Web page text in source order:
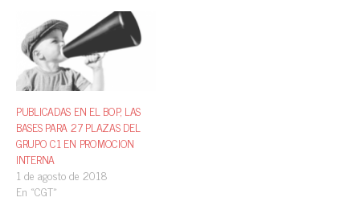
será el de veinte días naturales
a partir del…
PUBLICADAS EN EL BOP, LAS
BASES PARA 27 PLAZAS DEL
GRUPO C1 EN PROMOCION
INTERNA
1 de agosto de 2018
En «CGT»